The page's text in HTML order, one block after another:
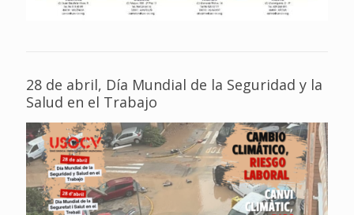
28 de abril, Día Mundial de la Seguridad y la
Salud en el Trabajo